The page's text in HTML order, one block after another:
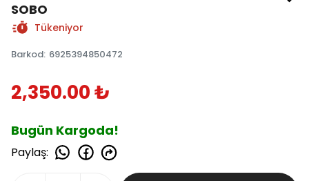
SOBO
Tükeniyor
Barkod: 6925394850472
2,350.00 ₺
Bugün Kargoda!
Paylaş: